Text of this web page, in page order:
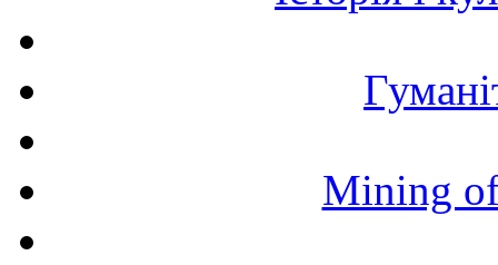
Mining